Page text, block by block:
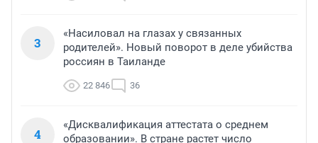
3
«Насиловал на глазах у связанных
родителей». Новый поворот в деле убийства
россиян в Таиланде
22 846 36
4
«Дисквалификация аттестата о среднем
образовании». В стране растет число